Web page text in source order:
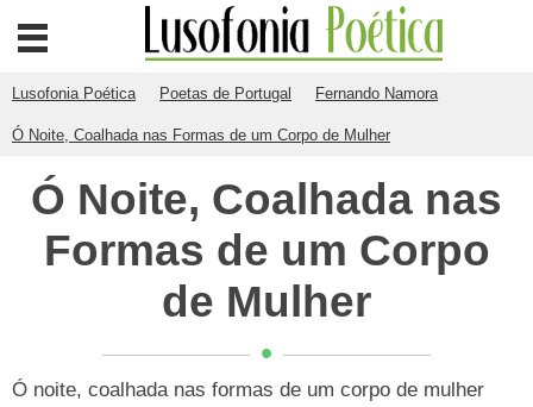
Lusofonia Poética Poetas de Portugal Fernando Namora
Ó Noite, Coalhada nas Formas de um Corpo de Mulher
Ó Noite, Coalhada nas
Formas de um Corpo
de Mulher
Ó noite, coalhada nas formas de um corpo de mulher